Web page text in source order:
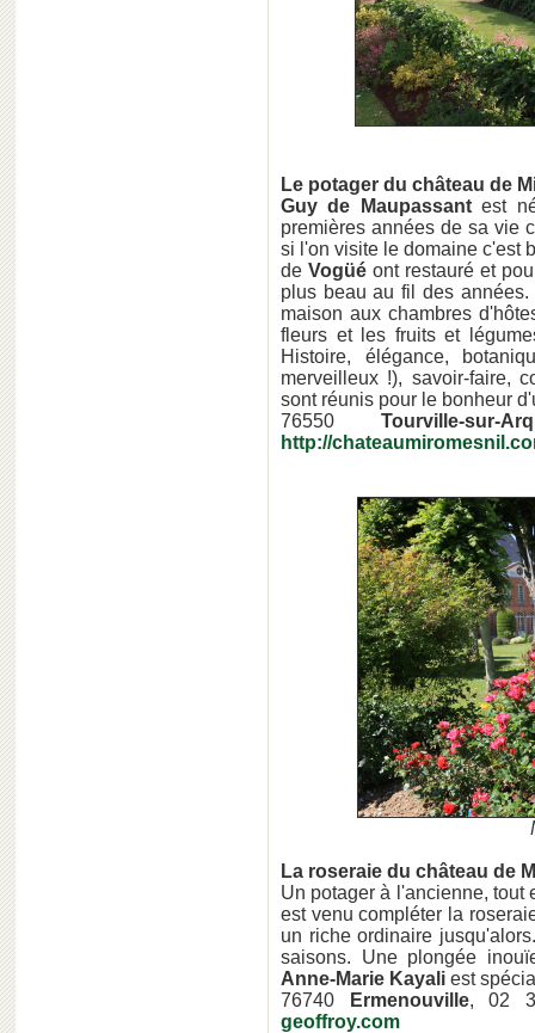
Le potager du château de
Guy de Maupassantest
premières années de sa vie
si l'on visite le domaine c'est
de Vogüéont restauré et
plus beau au fil des années.
maison aux chambres
fleurs et les fruits et
Histoire, élégance,
merveilleux !), savoir-faire,
sont réunis pour le bonheur
76550Tourville-sur-
http://
La roseraie du château de
Un potager à l'ancienne, tout
est venu compléter la
un riche ordinaire
saisons. Une plongée
Anne-Marie Kayali est
76740
Ermenouville, 02
geoffroy.com